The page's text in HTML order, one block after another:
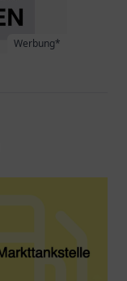
Werbung*